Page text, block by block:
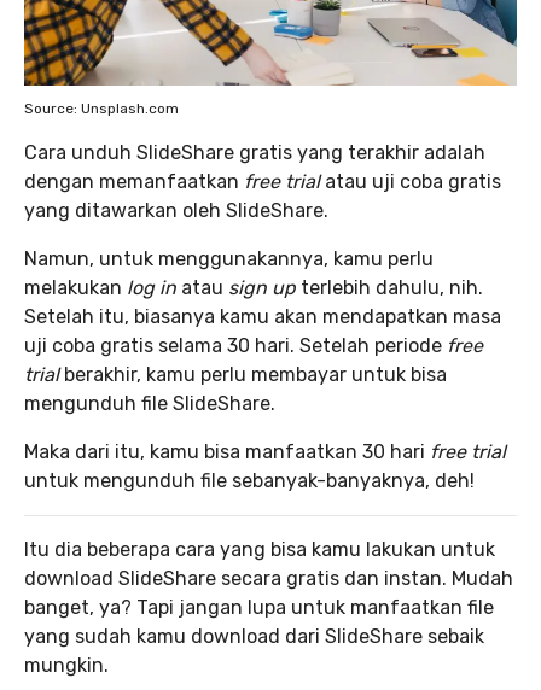
Source: Unsplash.com
Cara unduh SlideShare gratis yang terakhir adalah
dengan memanfaatkan free trialatau uji coba gratis
yang ditawarkan oleh SlideShare.
Namun, untuk menggunakannya, kamu perlu
melakukan log in atau sign up terlebih dahulu, nih.
Setelah itu, biasanya kamu akan mendapatkan masa
uji coba gratis selama 30 hari. Setelah periode free
trial berakhir, kamu perlu membayar untuk bisa
mengunduh file SlideShare.
Maka dari itu, kamu bisa manfaatkan 30 hari free trial
untuk mengunduh file sebanyak-banyaknya, deh!
Itu dia beberapa cara yang bisa kamu lakukan untuk
download SlideShare secara gratis dan instan. Mudah
banget, ya? Tapi jangan lupa untuk manfaatkan file
yang sudah kamu download dari SlideShare sebaik
mungkin.